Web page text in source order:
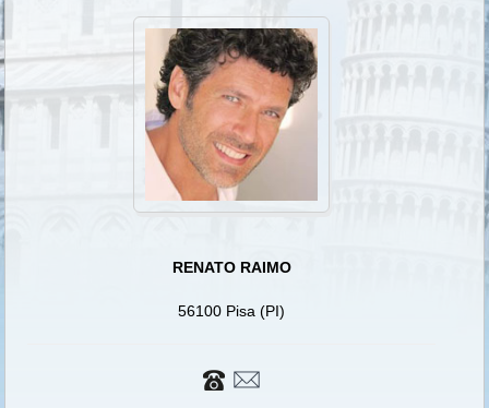
RENATO RAIMO
56100 Pisa (PI)